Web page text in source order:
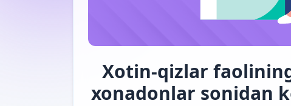
Xotin-qizlar
xonadonlar sonidan